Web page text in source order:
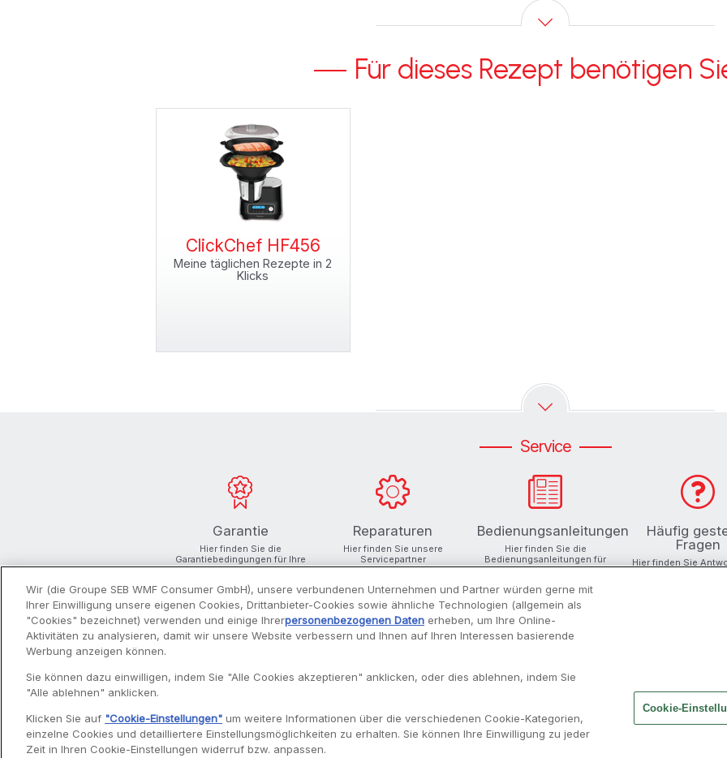
Für dieses Rezept benötigen
ClickChef HF456
Meine täglichen Rezepte in 2
Klicks
Service
Garantie
Hier finden Sie die
Garantiebedingungen für Ihre
Produkte
Reparaturen
Hier finden Sie unsere
Servicepartner
Bedienungsanleitungen
Hier finden Sie die
Bedienungsanleitungen für
Ihre Produkte
Häufig
Fragen
Hier finden Sie
PRODUKTE
Filterkaffeemaschinen
Fritteusen
Küchenmaschinen
INSPIRATIONEN
Moulisearch
Unsere Cookboards
Unsere Geschichte
Wir (die Groupe SEB WMF Consumer GmbH), unsere verbundenen Unternehmen und Partner würden gerne mit
Ihrer Einwilligung unsere eigenen Cookies, Drittanbieter-Cookies sowie ähnliche Technologien (allgemein als
"Cookies" bezeichnet) verwenden und einige Ihrerpersonenbezogenen Daten erheben, um Ihre Online-
Aktivitäten zu analysieren, damit wir unsere Website verbessern und Ihnen auf Ihren Interessen basierende
Werbung anzeigen können.
Sie können dazu einwilligen, indem Sie "Alle Cookies akzeptieren" anklicken, oder dies ablehnen, indem Sie
"Alle ablehnen" anklicken.
Klicken Sie auf "Cookie-Einstellungen" um weitere Informationen über die verschiedenen Cookie-Kategorien,
einzelne Cookies und detailliertere Einstellungsmöglichkeiten zu erhalten. Sie können Ihre Einwilligung zu jeder
Zeit in Ihren Cookie-Einstellungen widerruf bzw. anpassen.
Cookie-